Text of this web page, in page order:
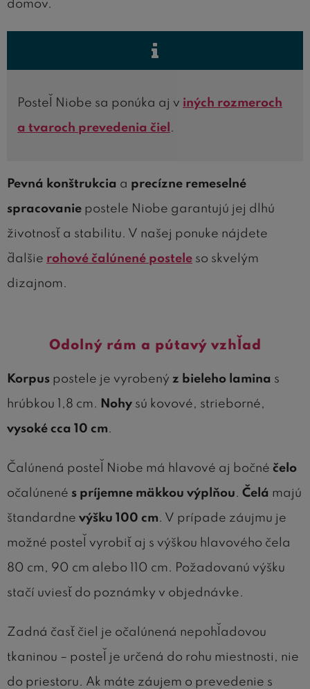
domov.
Posteľ Niobe sa ponúka aj v iných rozmeroch
a tvaroch prevedenia čiel .
Pevná konštrukcia a precízne remeselné
spracovanie postele Niobe garantujú jej dlhú
životnosť a stabilitu. V našej ponuke nájdete
ďalšie rohové čalúnené postele so skvelým
dizajnom.
Odolný rám a pútavý vzhľad
Korpus postele je vyrobený z bieleho lamina s
hrúbkou 1,8 cm. Nohy sú kovové, strieborné,
vysoké cca 10 cm.
Čalúnená posteľ Niobe má hlavové aj bočné čelo
očalúnené s príjemne mäkkou výplňou. Čelá majú
štandardne výšku 100 cm. V prípade záujmu je
možné posteľ vyrobiť aj s výškou hlavového čela
80 cm, 90 cm alebo 110 cm. Požadovanú výšku
stačí uviesť do poznámky v objednávke.
Zadná časť čiel je očalúnená nepohľadovou
tkaninou – posteľ je určená do rohu miestnosti, nie
do priestoru. Ak máte záujem o prevedenie s